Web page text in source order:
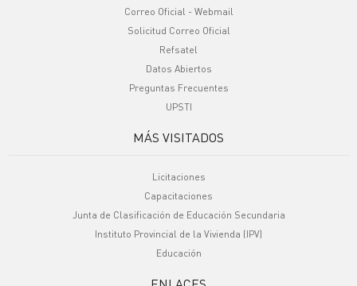
Correo Oficial - Webmail
Solicitud Correo Oficial
Refsatel
Datos Abiertos
Preguntas Frecuentes
UPSTI
MÁS VISITADOS
Licitaciones
Capacitaciones
Junta de Clasificación de Educación Secundaria
Instituto Provincial de la Vivienda (IPV)
Educación